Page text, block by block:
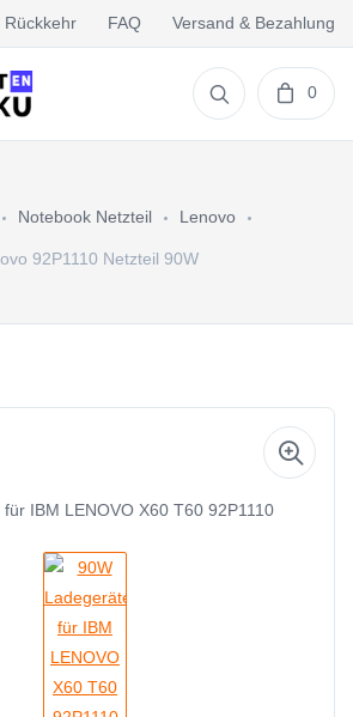
Rückkehr FAQ Versand & Bezahlung
0
Notebook Netzteil Lenovo
92P1110 Netzteil 90W